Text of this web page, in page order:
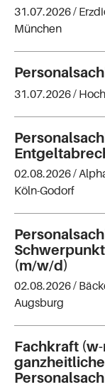
31.07.2026 /
München
31.07.2026 /
02.08.2026 /
Köln-Godorf
(m/w/d)
02.08.2026 /
Augsburg
Fachkraft
ganzheitliche